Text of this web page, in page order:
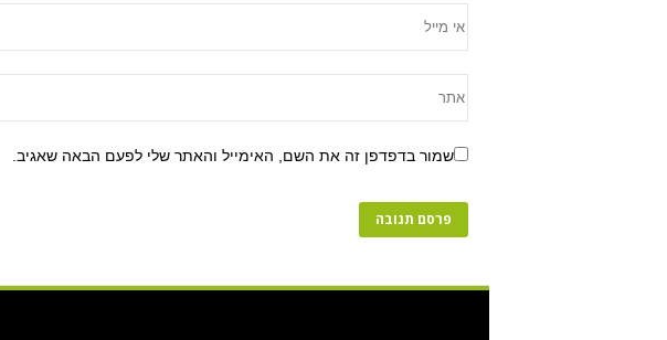
שמור בדפדפן זה את השם, האימייל והאתר שלי לפעם הבאה שאגיב.